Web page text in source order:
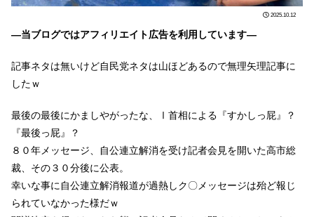
2025.10.12
―当ブログではアフィリエイト広告を利用しています―
記事ネタは無いけど自民党ネタは山ほどあるので無理矢理記事に
したｗ
最後の最後にかましやがったな、Ⅰ首相による『すかしっ屁』？
『最後っ屁』？
８０年メッセージ、自公連立解消を受け記者会見を開いた高市総
裁、その３０分後に公表。
幸いな事に自公連立解消報道が過熱しク〇メッセージは殆ど報じ
られていなかった様だｗ